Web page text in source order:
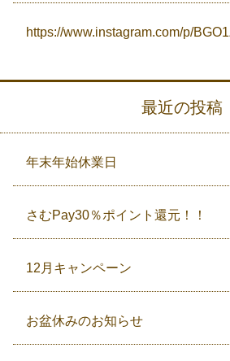
https://www.instagram.com/p/
最近の投稿
年末年始休業日
さむPay30％ポイント還元！！
12月キャンペーン
お盆休みのお知らせ